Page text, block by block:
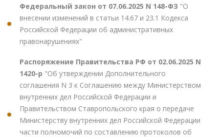
Федеральный закон от 07.06.2025 N 148-ФЗ "О
внесении изменений в статьи 14.67 и 23.1 Кодекса
Российской Федерации об административных
правонарушениях"
Распоряжение Правительства РФ от 02.06.2025 N
1420-р "Об утверждении Дополнительного
соглашения N 3 к Соглашению между Министерством
внутренних дел Российской Федерации и
Правительством Ставропольского края о передаче
Министерству внутренних дел Российской Федерации
части полномочий по составлению протоколов об